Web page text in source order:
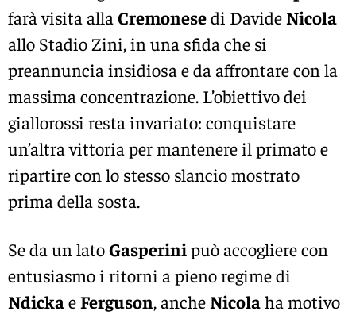
farà visita alla Cremonesedi Davide Nicola
allo Stadio Zini, in una sfida che si
preannuncia insidiosa e da affrontare con la
massima concentrazione. L’obiettivo dei
giallorossi resta invariato: conquistare
un’altra vittoria per mantenere il primato e
ripartire con lo stesso slancio mostrato
prima della sosta.
Se da un latoGasperinipuò accogliere con
entusiasmo i ritorni a pieno regime di
NdickaeFerguson, anche Nicolaha motivo